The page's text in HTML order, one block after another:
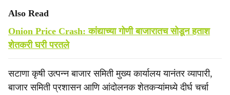
Also Read
Onion Price Crash: कांद्याच्या गोणी बाजारातच सोडून हताश
शेतकरी घरी परतले
सटाणा कृषी उत्पन्न बाजार समिती मुख्य कार्यालय यानंतर व्यापारी,
बाजार समिती प्रशासन आणि आंदोलनक शेतकऱ्यांमध्ये दीर्घ चर्चा